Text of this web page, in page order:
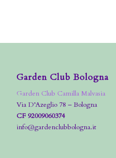
Garden Club Bologna
Garden Club Camilla Malvasia
Via D’Azeglio 78 – Bologna
CF 92009060374
info@gardenclubbologna.it